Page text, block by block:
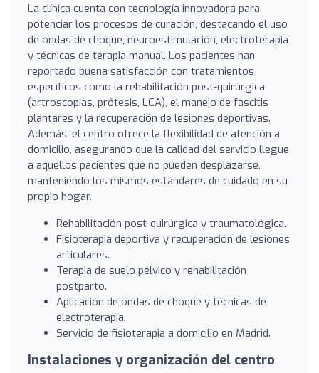
La clínica cuenta con tecnología innovadora para
potenciar los procesos de curación, destacando el uso
de ondas de choque, neuroestimulación, electroterapia
y técnicas de terapia manual. Los pacientes han
reportado buena satisfacción con tratamientos
específicos como la rehabilitación post-quirúrgica
(artroscopias, prótesis, LCA), el manejo de fascitis
plantares y la recuperación de lesiones deportivas.
Además, el centro ofrece la flexibilidad de atención a
domicilio, asegurando que la calidad del servicio llegue
a aquellos pacientes que no pueden desplazarse,
manteniendo los mismos estándares de cuidado en su
propio hogar.
Rehabilitación post-quirúrgica y traumatológica.
Fisioterapia deportiva y recuperación de lesiones
articulares.
Terapia de suelo pélvico y rehabilitación
postparto.
Aplicación de ondas de choque y técnicas de
electroterapia.
Servicio de fisioterapia a domicilio en Madrid.
Instalaciones y organización del centro